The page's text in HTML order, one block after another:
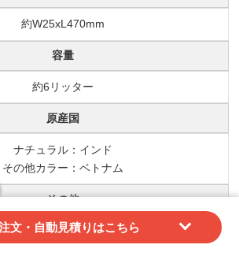
約W25xL470mm
容量
約6リッター
原産国
ナチュラル：インド
その他カラー：ベトナム
その他
ュラル：エコマークタグ付き
文・自動見積りはこちら